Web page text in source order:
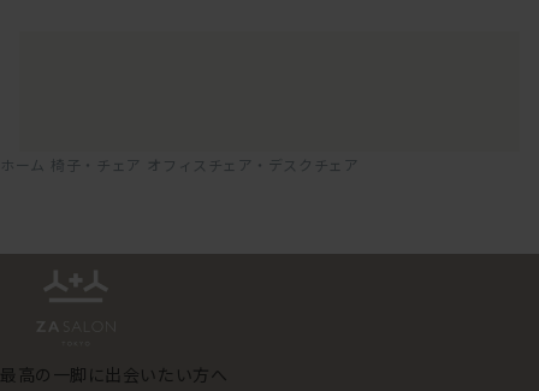
ホーム 椅子・チェア オフィスチェア・デスクチェア
最高の一脚に出会いたい方へ